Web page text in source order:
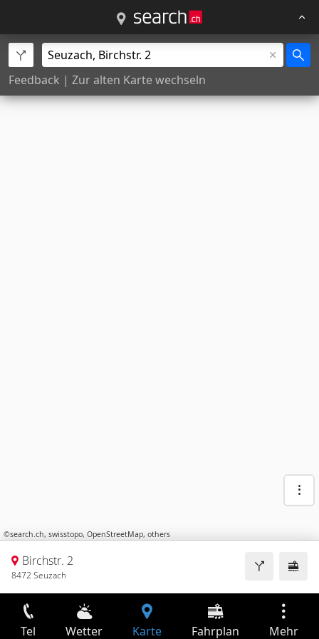
Feedback | Zur alten Karte wechseln
©search.ch, swisstopo, OpenStreetMap, others
Birchstr. 2
8472 Seuzach
Tel Wetter Karte Fahrplan Mehr